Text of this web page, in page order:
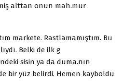
alttan onun mah.mur
markete. Rastlamamıştım. Bu
Belki de ilk g
sisin ya da duma.nın
bir yüz belirdi. Hemen kayboldu